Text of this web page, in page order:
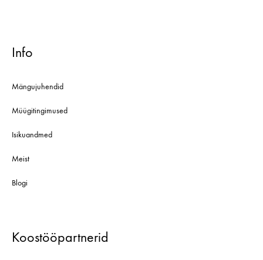
Info
Mängujuhendid
Müügitingimused
Isikuandmed
Meist
Blogi
Koostööpartnerid